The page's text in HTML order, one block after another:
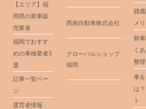
【エリア】福
岡県の新車販
売業者
福岡でおすす
めの車検業者3
選
記事一覧ペー
ジ
運営者情報
西南自動車株式会社
グローバルショップ
福岡
残
メ
新
く
整理
車
は
ト